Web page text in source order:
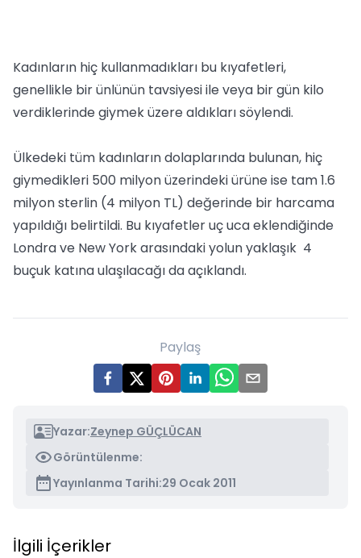
Kadınların hiç kullanmadıkları bu kıyafetleri,
genellikle bir ünlünün tavsiyesi ile veya bir gün kilo
verdiklerinde giymek üzere aldıkları söylendi.
Ülkedeki tüm kadınların dolaplarında bulunan, hiç
giymedikleri 500 milyon üzerindeki ürüne ise tam 1.6
milyon sterlin (4 milyon TL) değerinde bir harcama
yapıldığı belirtildi. Bu kıyafetler uç uca eklendiğinde
Londra ve New York arasındaki yolun yaklaşık 4
buçuk katına ulaşılacağı da açıklandı.
Paylaş
Yazar:Zeynep GÜÇLÜCAN
Görüntülenme:
Yayınlanma Tarihi:29 Ocak 2011
İlgili İçerikler